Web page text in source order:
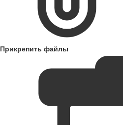
Прикрепить файлы